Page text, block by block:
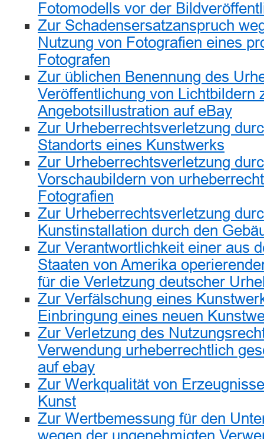
Fotomodells vor der
Zur Schadensersatzanspruch
Nutzung von Fotografien eines
Fotografen
Zur üblichen Benennung des
Veröffentlichung von Lichtbildern
Angebotsillustration auf eBay
Zur Urheberrechtsverletzung
Standorts eines Kunstwerks
Zur Urheberrechtsverletzung
Vorschaubildern von
Fotografien
Zur Urheberrechtsverletzung
Kunstinstallation durch den
Zur Verantwortlichkeit einer aus
Staaten von Amerika
für die Verletzung deutscher
Zur Verfälschung eines
Einbringung eines neuen
Zur Verletzung des
Verwendung urheberrechtlich
auf ebay
Zur Werkqualität von
Kunst
Zur Wertbemessung für den
wegen der ungenehmigten